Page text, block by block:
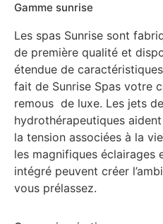
Gamme sunrise
Les spas Sunrise sont
de première qualité et
étendue de
fait de Sunrise Spas votre
remous de luxe. Les jets
hydrothérapeutiques
la tension associées à la
les magnifiques éclairages
intégré peuvent créer
vous prélassez.